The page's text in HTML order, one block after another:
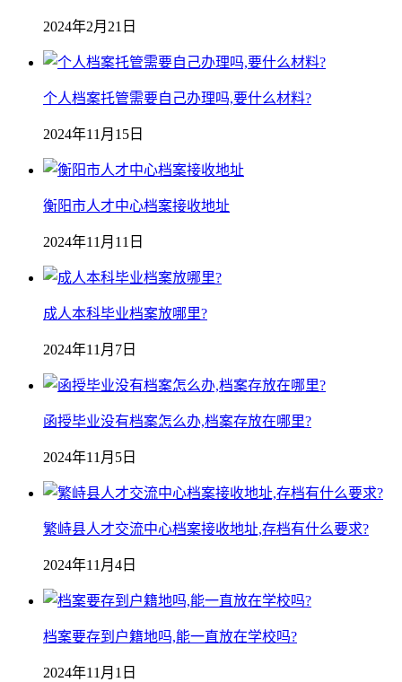
2024年2月21日
个人档案托管需要自己办理吗,要什么材料?
2024年11月15日
衡阳市人才中心档案接收地址
2024年11月11日
成人本科毕业档案放哪里?
2024年11月7日
函授毕业没有档案怎么办,档案存放在哪里?
2024年11月5日
繁峙县人才交流中心档案接收地址,存档有什么要求?
2024年11月4日
档案要存到户籍地吗,能一直放在学校吗?
2024年11月1日